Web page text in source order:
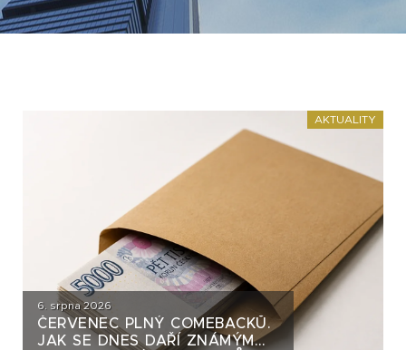
AKTUALITY
6. srpna 2026
ČERVENEC PLNÝ COMEBACKŮ.
JAK SE DNES DAŘÍ ZNÁMÝM